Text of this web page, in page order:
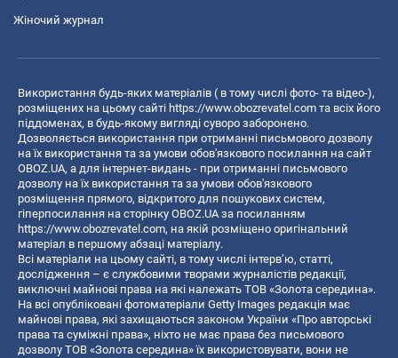
Жіночий журнал
Використання будь-яких матеріалів ( в тому числі фото- та відео-),
розміщених на цьому сайті https://www.obozrevatel.com та всіх його
піддоменах, в будь-якому вигляді суворо заборонено.
Дозволяється використання при отриманні письмового дозволу
на їх використання та за умови обов'язкового посилання на сайт
OBOZ.UA, а для інтернет-видань - при отриманні письмового
дозволу на їх використання та за умови обов'язкового
розміщення прямого, відкритого для пошукових систем,
гіперпосилання на сторінку OBOZ.UA за посиланням
https://www.obozrevatel.com, на якій розміщено оригінальний
матеріал в першому абзаці матеріалу.
Всі матеріали на цьому сайті, в тому числі інтерв’ю, статті,
дослідження – є службовими творами журналістів редакції,
виключні майнові права на які належать ТОВ «Золота середина».
На всі опубліковані фотоматеріали Getty Images редакція має
майнові права, які захищаються законом України «Про авторські
права та суміжні права», ніхто не має права без письмового
дозволу ТОВ «Золота середина» їх використовувати, вони не